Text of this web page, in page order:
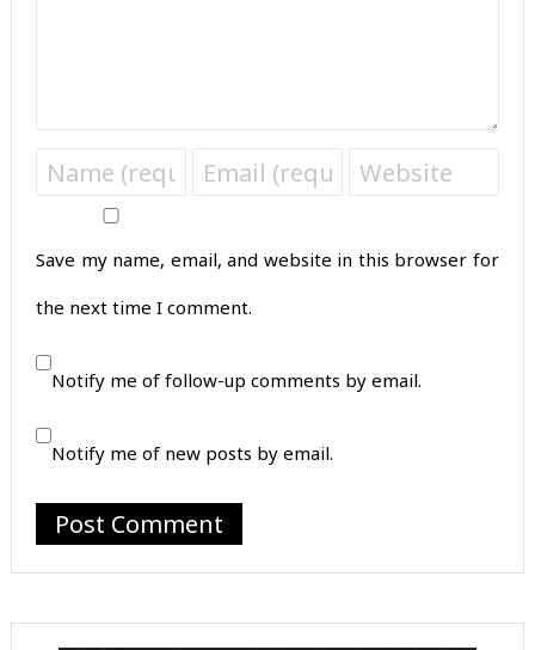
Save my name, email, and website in this browser for
the next time I comment.
Notify me of follow-up comments by email.
Notify me of new posts by email.